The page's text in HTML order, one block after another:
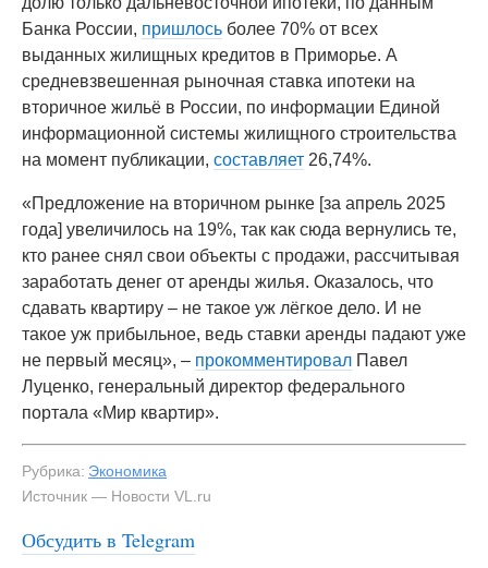
Банка России, пришлось более 70% от всех
выданных жилищных кредитов в Приморье. А
средневзвешенная рыночная ставка ипотеки на
вторичное жильё в России, по информации Единой
информационной системы жилищного строительства
на момент публикации, составляет 26,74%.
«Предложение на вторичном рынке [за апрель 2025
года] увеличилось на 19%, так как сюда вернулись те,
кто ранее снял свои объекты с продажи, рассчитывая
заработать денег от аренды жилья. Оказалось, что
сдавать квартиру – не такое уж лёгкое дело. И не
такое уж прибыльное, ведь ставки аренды падают уже
не первый месяц», – прокомментировал Павел
Луценко, генеральный директор федерального
портала «Мир квартир».
Рубрика: Экономика
Источник — Новости VL.ru
Обсудить в Telegram
7000 рублей + свет, вода, иные коммунальные услуги —
NewsVL.ru